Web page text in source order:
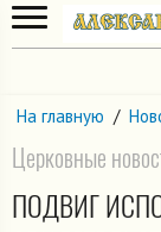
На главную /
Церковные
ПОДВИГ